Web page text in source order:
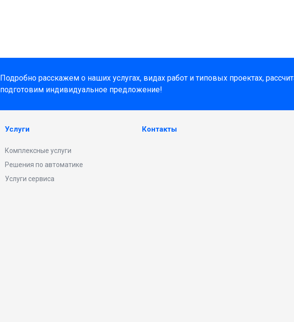
Подробно расскажем о наших услугах, видах работ и типовых проектах,
подготовим индивидуальное предложение!
Услуги
Комплексные услуги
Решения по автоматике
Услуги сервиса
Контакты